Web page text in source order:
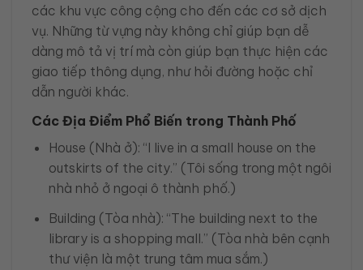
các khu vực công cộng cho đến các cơ sở dịch
vụ. Những từ vựng này không chỉ giúp bạn dễ
dàng mô tả vị trí mà còn giúp bạn thực hiện các
giao tiếp thông dụng, như hỏi đường hoặc chỉ
dẫn người khác.
Các Địa Điểm Phổ Biến trong Thành Phố
House (Nhà ở): “I live in a small house on the
outskirts of the city.” (Tôi sống trong một ngôi
nhà nhỏ ở ngoại ô thành phố.)
Building (Tòa nhà): “The building next to the
library is a shopping mall.” (Tòa nhà bên cạnh
thư viện là một trung tâm mua sắm.)